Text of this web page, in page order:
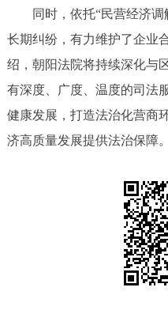
同时，依托“民营经济调
长期纠纷，有力维护了企业
绍，朝阳法院将持续深化与
有深度、广度、温度的司法
健康发展，打造法治化营商
济高质量发展提供法治保障